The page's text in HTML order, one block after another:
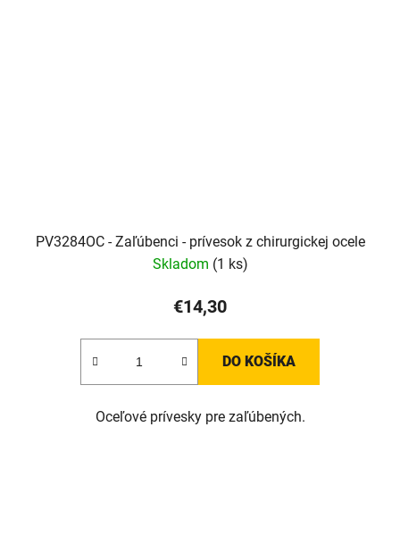
PV3284OC - Zaľúbenci - prívesok z chirurgickej ocele
Skladom (1 ks)
€14,30
DO KOŠÍKA
Oceľové prívesky pre zaľúbených.